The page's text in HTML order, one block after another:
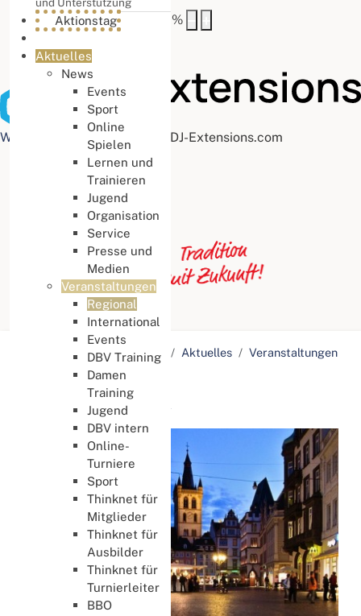
Buchstabenabstand
%
Web Accessibility plugin by DJ-Extensions.com
Aktionstag
Aktuelles
News
Events
Sport
Online
Spielen
Lernen und
Trainieren
Jugend
Organisation
Service
Presse und
Medien
Veranstaltungen
Regional
International
Events
DBV Training
Damen
Training
Jugend
DBV intern
Online-
Turniere
Sport
Thinknet für
Mitglieder
Thinknet für
Ausbilder
Thinknet für
Turnierleiter
BBO
Aktuelle Seite: Startseite Aktuelles
Veranstaltungen
Regional
Nells Park Hotel